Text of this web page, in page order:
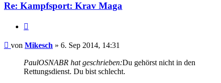
Re: Kampfsport: Krav Maga
Beitrag
von Mikesch » 6. Sep 2014, 14:31
PaulOSNABR hat geschrieben:Du gehörst nicht in den
Rettungsdienst. Du bist schlecht.